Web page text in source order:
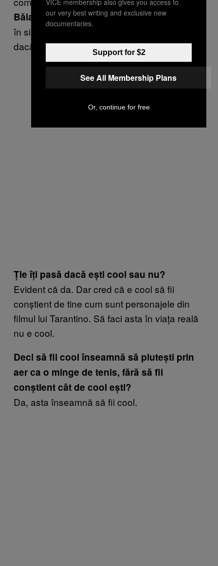
Băiatul:Toți oamenii de pe câmpul ăsta cred,
în sinea lor, că sunt cool. Și, obiectiv vorbind,
dacă încerci să fii cool, nu ești cool.
Ție îți pasă dacă ești cool sau nu?
Evident că da. Dar cred că e cool să fii
conștient de tine cum sunt personajele din
filmul lui Tarantino. Să faci asta în viața reală
nu e cool.
Deci să fii cool înseamnă să plutești prin
aer ca o minge de tenis, fără să fii
conștient cât de cool ești?
Da, asta înseamnă să fii cool.
our very best writing and exclusive new
documentaries.
Support for $2
See All Membership Plans
Or, continue for free